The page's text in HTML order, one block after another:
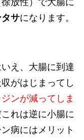
サになります。
え、大腸に到達
がはじまってし
ンが減ってしま
れは逆に小腸に
病にはメリット